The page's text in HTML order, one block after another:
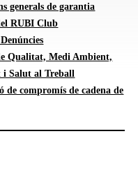
generals de garantia
RUBI Club
Qualitat, Medi Ambient,
i Salut al Treball
de compromís de cadena de